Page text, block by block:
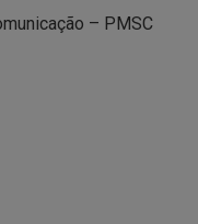
– PMSC